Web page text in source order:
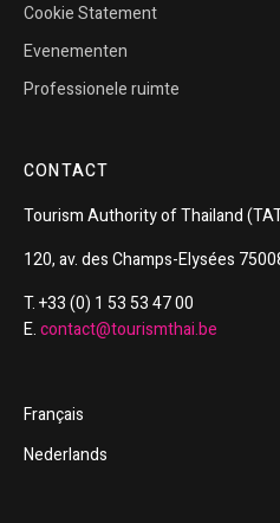
Cookie Statement
Evenementen
Professionele ruimte
CONTACT
TourismAuthority ofThailand
120, av. des Champs-Elysées
T. +33 (0) 1 53 53 47 00
E.contact@tourismthai.be
Français
Nederlands